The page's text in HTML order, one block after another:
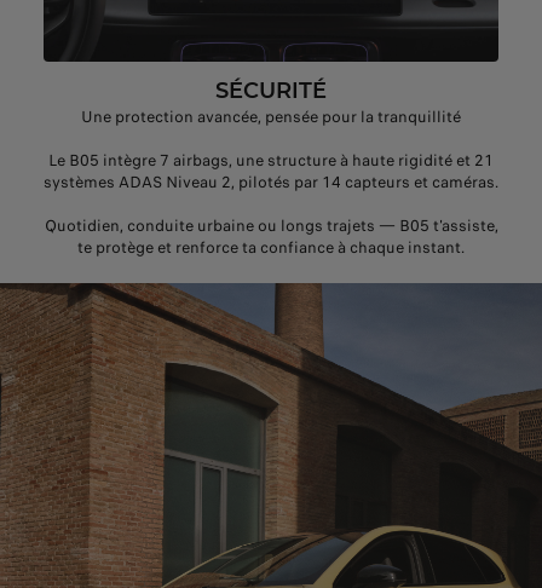
SÉCURITÉ
Une protection avancée, pensée pour la tranquillité
Le B05 intègre 7 airbags, une structure à haute rigidité et 21
systèmes ADAS Niveau 2, pilotés par 14 capteurs et caméras.
Quotidien, conduite urbaine ou longs trajets — B05 t'assiste,
te protège et renforce ta confiance à chaque instant.